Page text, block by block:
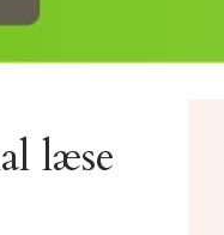
læse